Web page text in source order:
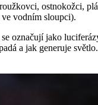
ostnokožci,
vodním sloupci).
označují jako
a jak generuje světlo.